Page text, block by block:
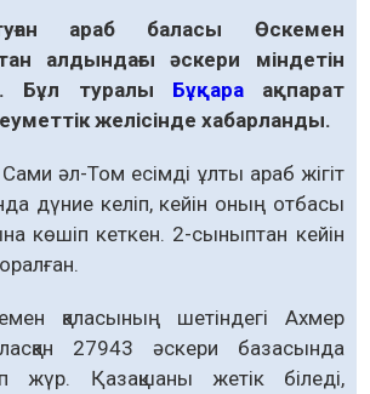
араб баласы Өскемен
алдындағы әскери міндетін
Бұл туралы Бұқараақпарат
желісінде хабарланды.
әл-Том есімді ұлты араб жігіт
дүние келіп, кейін оның отбасы
көшіп кеткен. 2-сыныптан кейін
қаласының шетіндегі Ахмер
27943 әскери базасында
жүр. Қазақшаны жетік біледі,